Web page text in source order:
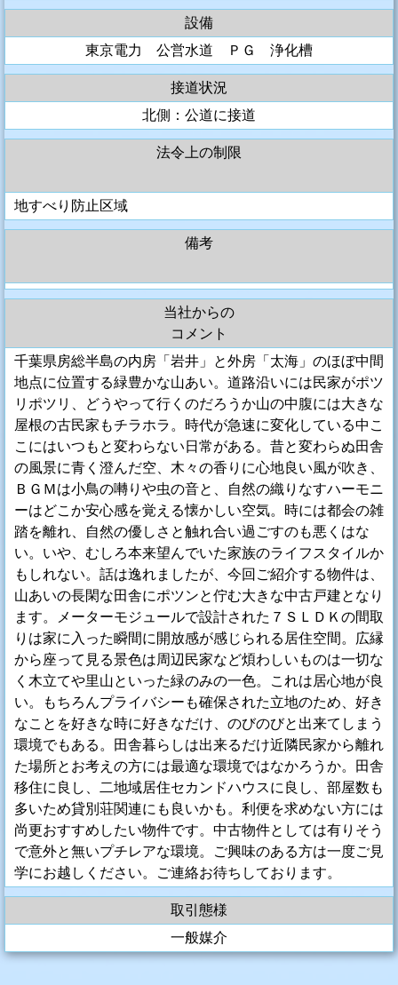
設備
東京電力 公営水道 ＰＧ 浄化槽
接道状況
北側：公道に接道
法令上の制限
地すべり防止区域
備考
当社からの
コメント
千葉県房総半島の内房「岩井」と外房「太海」のほぼ中間
地点に位置する緑豊かな山あい。道路沿いには民家がポツ
リポツリ、どうやって行くのだろうか山の中腹には大きな
屋根の古民家もチラホラ。時代が急速に変化している中こ
こにはいつもと変わらない日常がある。昔と変わらぬ田舎
の風景に青く澄んだ空、木々の香りに心地良い風が吹き、
ＢＧＭは小鳥の囀りや虫の音と、自然の織りなすハーモニ
ーはどこか安心感を覚える懐かしい空気。時には都会の雑
踏を離れ、自然の優しさと触れ合い過ごすのも悪くはな
い。いや、むしろ本来望んでいた家族のライフスタイルか
もしれない。話は逸れましたが、今回ご紹介する物件は、
山あいの長閑な田舎にポツンと佇む大きな中古戸建となり
ます。メーターモジュールで設計された７ＳＬＤＫの間取
りは家に入った瞬間に開放感が感じられる居住空間。広縁
から座って見る景色は周辺民家など煩わしいものは一切な
く木立てや里山といった緑のみの一色。これは居心地が良
い。もちろんプライバシーも確保された立地のため、好き
なことを好きな時に好きなだけ、のびのびと出来てしまう
環境でもある。田舎暮らしは出来るだけ近隣民家から離れ
た場所とお考えの方には最適な環境ではなかろうか。田舎
移住に良し、二地域居住セカンドハウスに良し、部屋数も
多いため貸別荘関連にも良いかも。利便を求めない方には
尚更おすすめしたい物件です。中古物件としては有りそう
で意外と無いプチレアな環境。ご興味のある方は一度ご見
学にお越しください。ご連絡お待ちしております。
取引態様
一般媒介